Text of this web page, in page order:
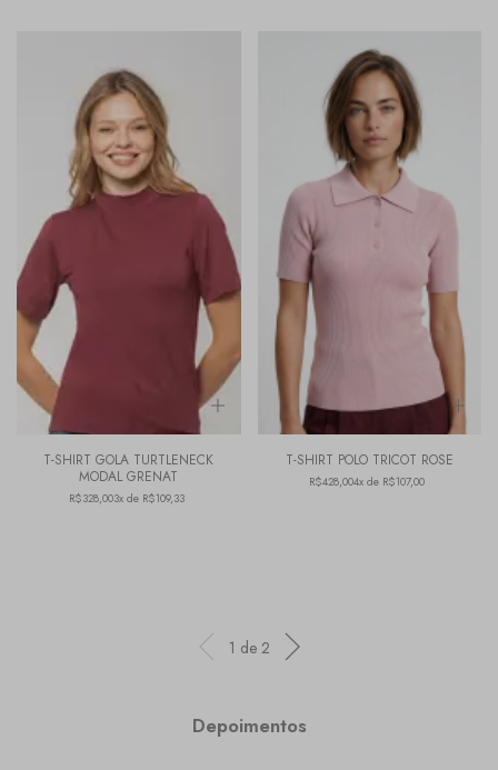
T-SHIRT GOLA TURTLENECK
MODAL GRENAT
R$328,003x de R$109,33
T-SHIRT POLO TRICOT ROSE
R$428,004x de R$107,00
1 de 2
Depoimentos